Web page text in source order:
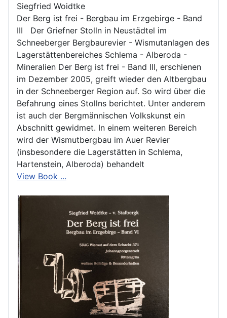
Siegfried Woidtke
Der Berg ist frei - Bergbau im Erzgebirge - Band
III Der Griefner Stolln in Neustädtel im
Schneeberger Bergbaurevier - Wismutanlagen des
Lagerstättenbereiches Schlema - Alberoda -
Mineralien Der Berg ist frei - Band III, erschienen
im Dezember 2005, greift wieder den Altbergbau
in der Schneeberger Region auf. So wird über die
Befahrung eines Stollns berichtet. Unter anderem
ist auch der Bergmännischen Volkskunst ein
Abschnitt gewidmet. In einem weiteren Bereich
wird der Wismutbergbau im Auer Revier
(insbesondere die Lagerstätten in Schlema,
Hartenstein, Alberoda) behandelt
View Book ...